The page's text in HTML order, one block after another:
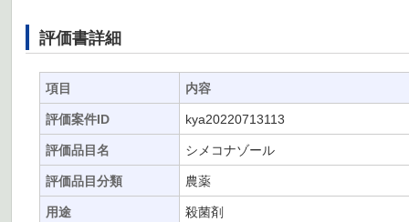
評価書詳細
項目 内容
評価案件ID kya20220713113
評価品目名 シメコナゾール
評価品目分類 農薬
用途 殺菌剤